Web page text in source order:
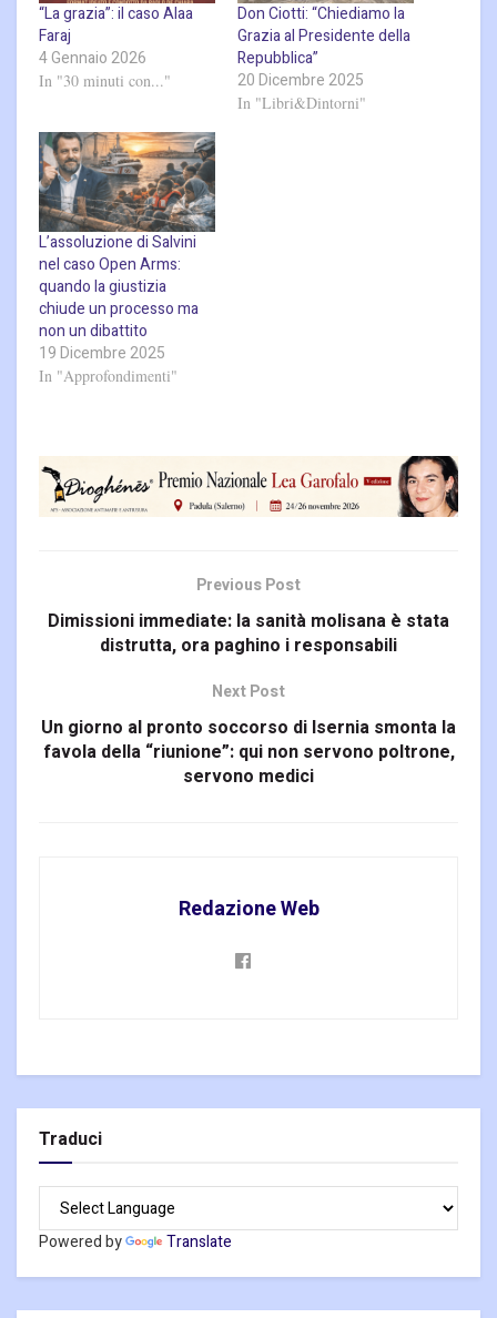
“La grazia”: il caso Alaa
Faraj
4 Gennaio 2026
In "30 minuti con..."
Don Ciotti: “Chiediamo la
Grazia al Presidente della
Repubblica”
20 Dicembre 2025
In "Libri&Dintorni"
L’assoluzione di Salvini
nel caso Open Arms:
quando la giustizia
chiude un processo ma
non un dibattito
19 Dicembre 2025
In "Approfondimenti"
Previous Post
Dimissioni immediate: la sanità molisana è stata
distrutta, ora paghino i responsabili
Next Post
Un giorno al pronto soccorso di Isernia smonta la
favola della “riunione”: qui non servono poltrone,
servono medici
Redazione Web
Traduci
Powered by Translate